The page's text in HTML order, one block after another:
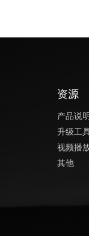
资源
产品说
升级工
视频播
其他